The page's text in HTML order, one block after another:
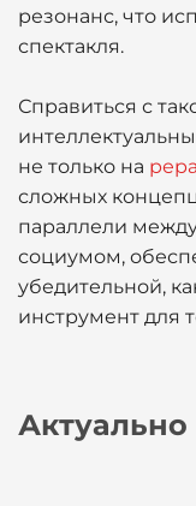
резонанс, что
спектакля.
Справиться с
не только на
сложных
параллели
социумом,
убедительной,
инструмент для
Актуально